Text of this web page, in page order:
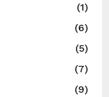
(1)
(6)
(5)
(7)
(9)